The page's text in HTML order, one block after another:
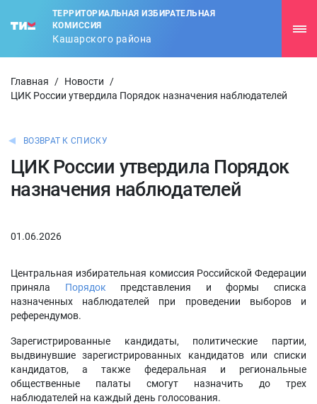
ТЕРРИТОРИАЛЬНАЯ ИЗБИРАТЕЛЬНАЯ
КОМИССИЯ
Кашарского района
Главная / Новости
/
ЦИК России утвердила Порядок назначения наблюдателей
ВОЗВРАТ К СПИСКУ
ЦИК России утвердила Порядок
назначения наблюдателей
01.06.2026
Центральная избирательная комиссия Российской Федерации
приняла Порядок представления и формы списка
назначенных наблюдателей при проведении выборов и
референдумов.
Зарегистрированные кандидаты, политические партии,
выдвинувшие зарегистрированных кандидатов или списки
кандидатов, а также федеральная и региональные
общественные палаты смогут назначить до трех
наблюдателей на каждый день голосования.